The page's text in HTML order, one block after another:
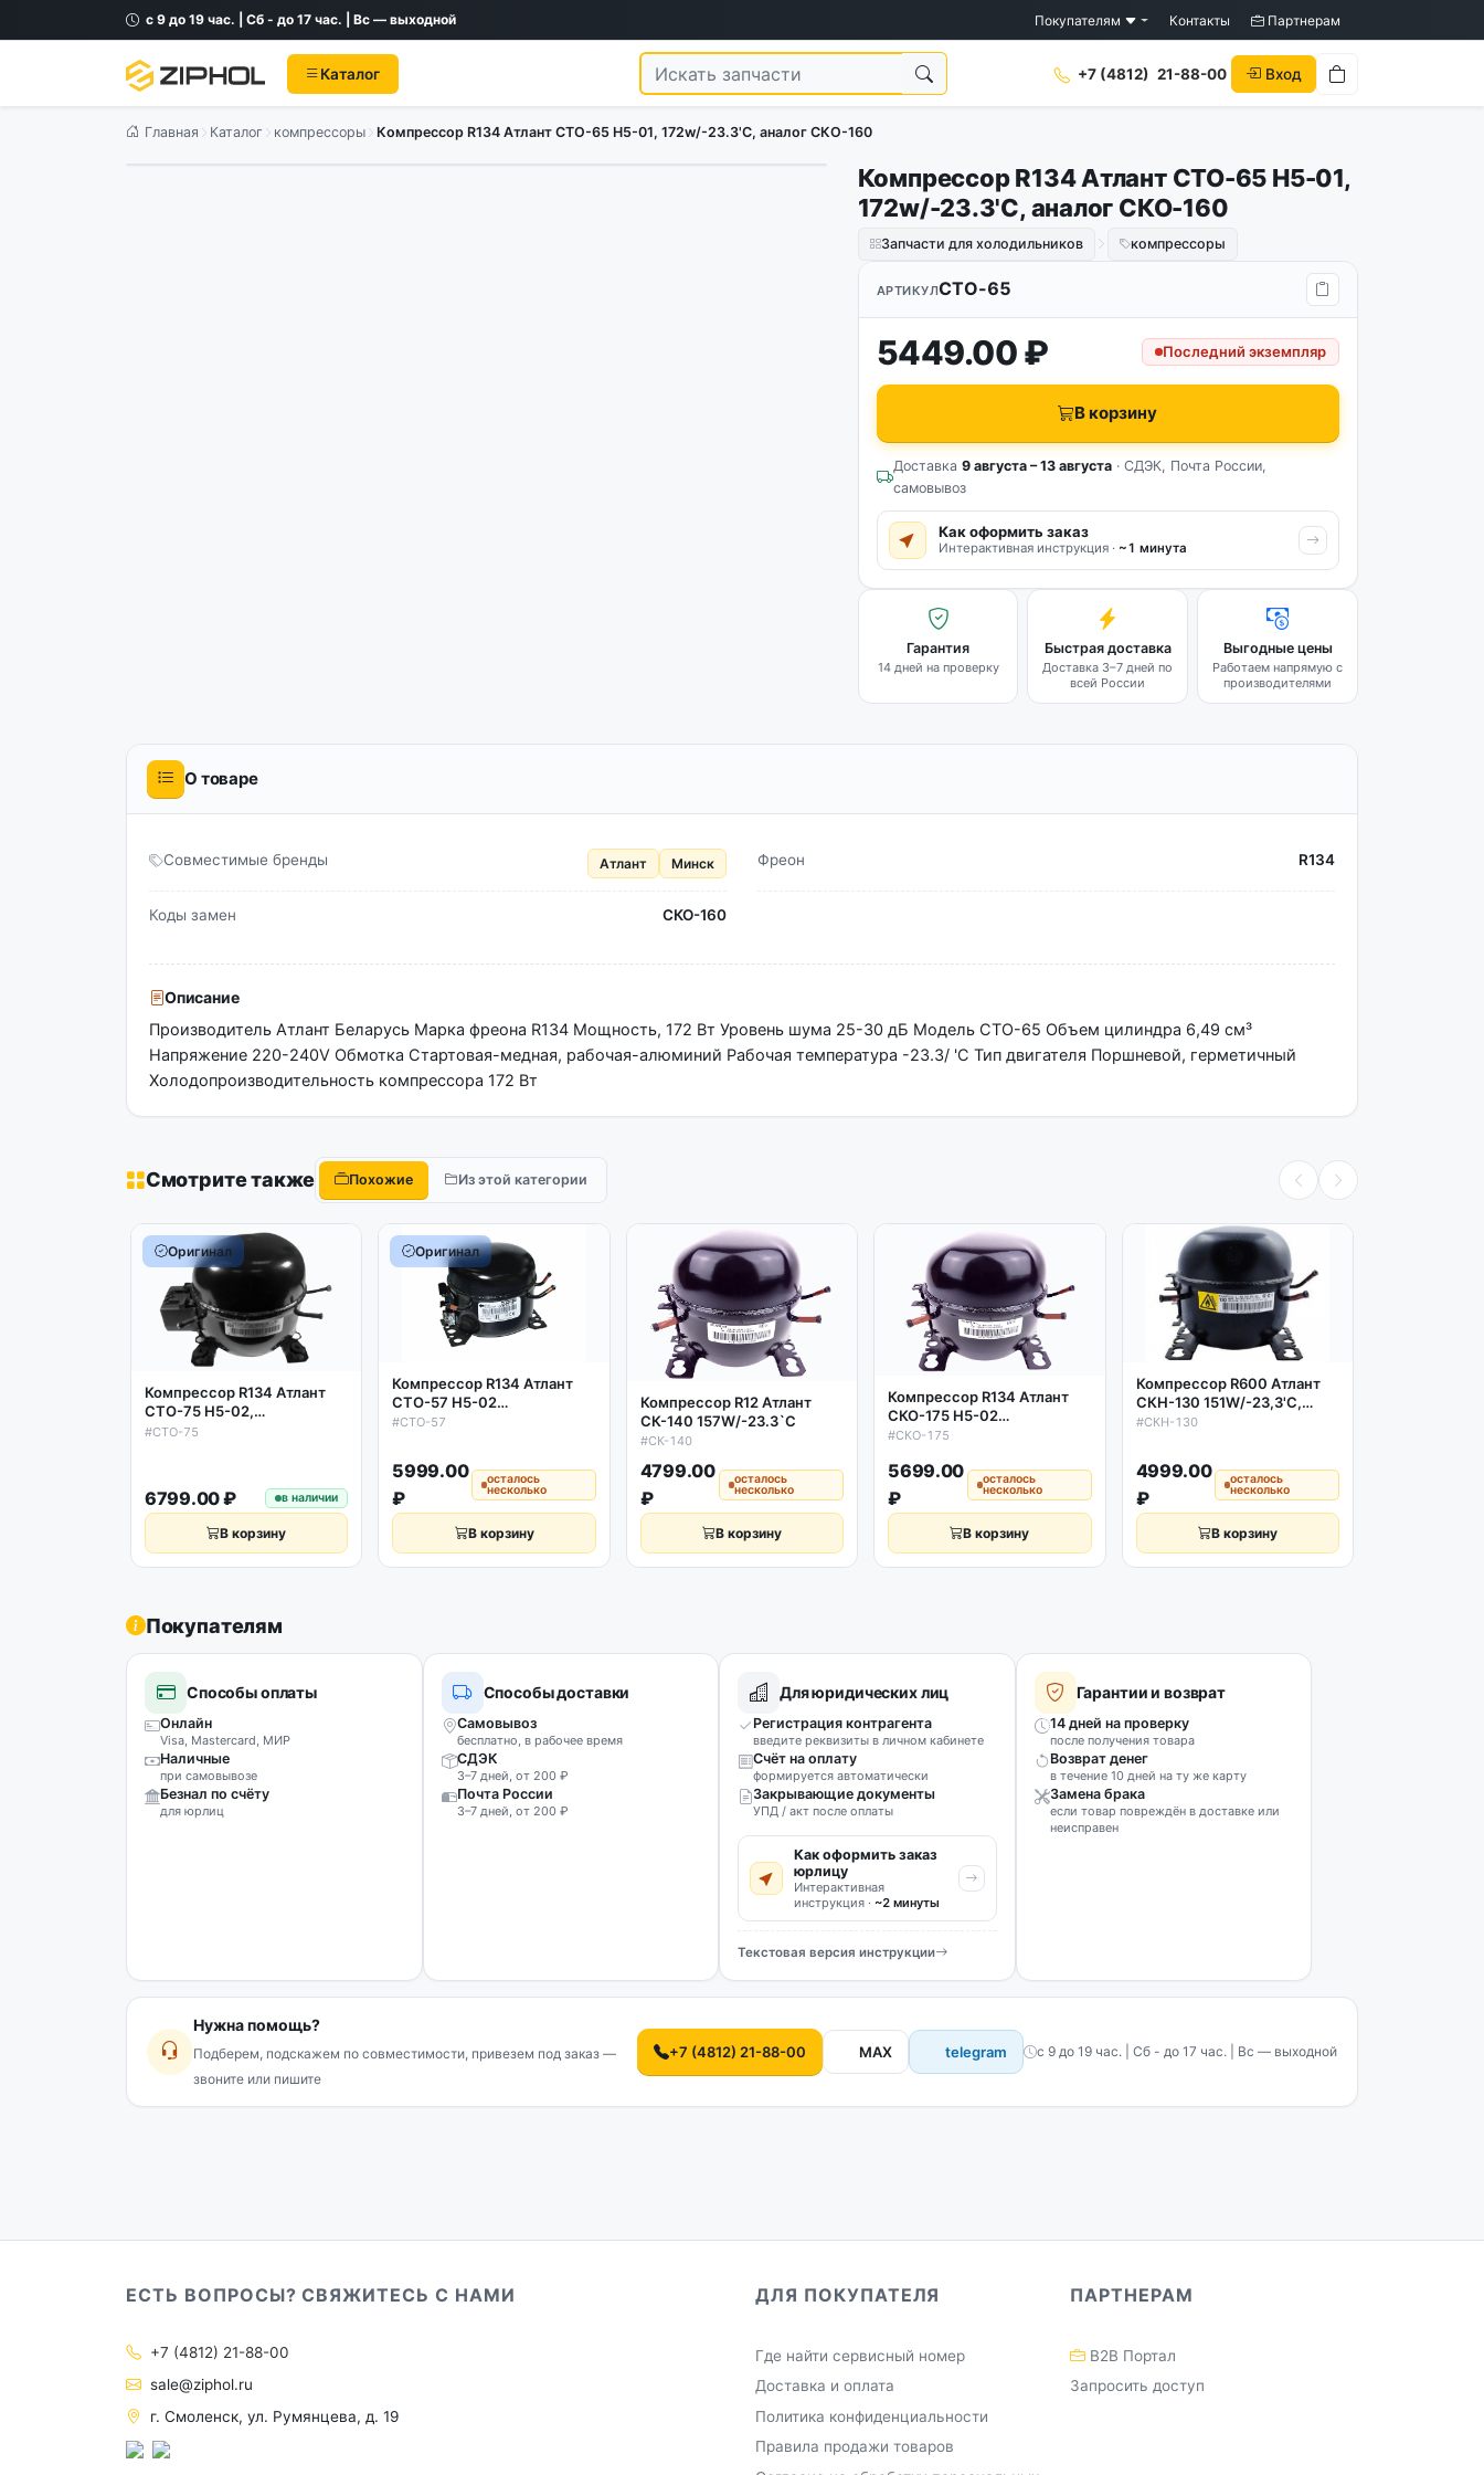
с 9 до 19 час. | Сб - до 17 час. | Вс — выходной Покупателям Контакты Партнерам
Каталог +7 (4812) 21-88-00 Вход
Главная Каталог компрессоры Компрессор R134 Атлант СТО-65 Н5-01, 172w/-23.3'C, аналог СКО-160
Компрессор R134 Атлант СТО-65 Н5-01,
172w/-23.3'C, аналог СКО-160
Запчасти для холодильников компрессоры
АРТИКУЛСТО-65
5449.00 ₽ Последний экземпляр
В корзину
Доставка 9 августа – 13 августа· СДЭК, Почта России,
самовывоз
Как оформить заказ
Интерактивная инструкция · ~1 минута
Гарантия
14 дней на проверку
Быстрая доставка
Доставка 3–7 дней по
всей России
Выгодные цены
Работаем напрямую с
производителями
О товаре
Совместимые бренды Атлант Минск Фреон R134
Коды замен СКО-160
Описание
Производитель Атлант Беларусь Марка фреона R134 Мощность, 172 Вт Уровень шума 25-30 дБ Модель СТО-65 Объем цилиндра 6,49 см³
Напряжение 220-240V Обмотка Стартовая-медная, рабочая-алюминий Рабочая температура -23.3/ 'C Тип двигателя Поршневой, герметичный
Холодопроизводительность компрессора 172 Вт
Смотрите также Похожие Из этой категории
Оригинал
Компрессор R134 Атлант
СТО-75 H5-02,
209w/-23.3'C, аналог
#СТО-75
6799.00 ₽ в наличии
В корзину
Оригинал
Компрессор R134 Атлант
СТО-57 H5-02
153w/-23.3'C, аналог
#СТО-57
5999.00
₽
осталось
несколько
В корзину
Компрессор R12 Атлант
СК-140 157W/-23.3`C
#СК-140
4799.00
₽
осталось
несколько
В корзину
Компрессор R134 Атлант
СКО-175 H5-02
182w/-23.3'C
#СКО-175
5699.00
₽
осталось
несколько
В корзину
Компрессор R600 Атлант
СКН-130 151W/-23,3'C,
аналог СТВ-87
#СКН-130
4999.00
₽
осталось
несколько
В корзину
Покупателям
Способы оплаты
Онлайн
Visa, Mastercard, МИР
Наличные
при самовывозе
Безнал по счёту
для юрлиц
Способы доставки
Самовывоз
бесплатно, в рабочее время
СДЭК
3–7 дней, от 200 ₽
Почта России
3–7 дней, от 200 ₽
Для юридических лиц
Регистрация контрагента
введите реквизиты в личном кабинете
Счёт на оплату
формируется автоматически
Закрывающие документы
УПД / акт после оплаты
Как оформить заказ
юрлицу
Интерактивная
инструкция · ~2 минуты
Текстовая версия инструкции
Гарантии и возврат
14 дней на проверку
после получения товара
Возврат денег
в течение 10 дней на ту же карту
Замена брака
если товар повреждён в доставке или
неисправен
Нужна помощь?
Подберем, подскажем по совместимости, привезем под заказ —
звоните или пишите
+7 (4812) 21-88-00 MAX telegram с 9 до 19 час. | Сб - до 17 час. | Вс — выходной
ЕСТЬ ВОПРОСЫ? СВЯЖИТЕСЬ С НАМИ
+7 (4812) 21-88-00
sale@ziphol.ru
г. Смоленск, ул. Румянцева, д. 19
ДЛЯ ПОКУПАТЕЛЯ
Где найти сервисный номер
Доставка и оплата
Политика конфиденциальности
Правила продажи товаров
ПАРТНЕРАМ
B2B Портал
Запросить доступ